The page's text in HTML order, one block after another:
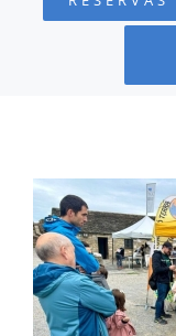
FUNDACIÓN
RECURSOS